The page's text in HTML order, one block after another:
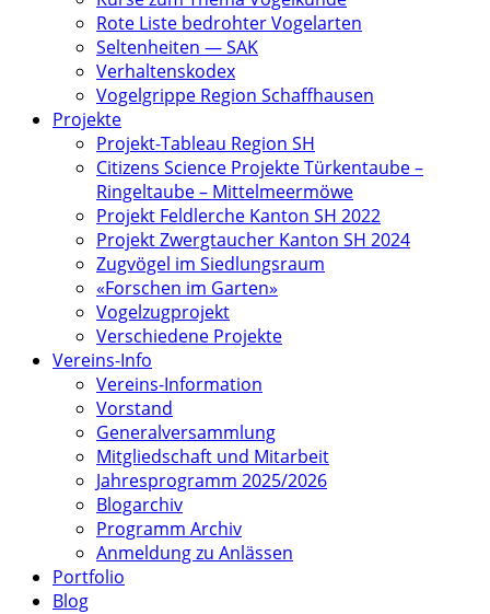
Rote Liste bedrohter Vogelarten
Seltenheiten — SAK
Verhaltenskodex
Vogelgrippe Region Schaffhausen
Projekte
Projekt-Tableau Region SH
Citizens Science Projekte Türkentaube –
Ringeltaube – Mittelmeermöwe
Projekt Feldlerche Kanton SH 2022
Projekt Zwergtaucher Kanton SH 2024
Zugvögel im Siedlungsraum
«Forschen im Garten»
Vogelzugprojekt
Verschiedene Projekte
Vereins-Info
Vereins-Information
Vorstand
Generalversammlung
Mitgliedschaft und Mitarbeit
Jahresprogramm 2025/2026
Blogarchiv
Programm Archiv
Anmeldung zu Anlässen
Portfolio
Blog